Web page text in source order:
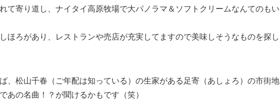
て寄り道し、ナイタイ高原牧場で大パノラマ＆ソフトクリームなんてのもい
ほろがあり、レストランや売店が充実してますので美味しそうなものを探し
、松山千春（ご年配は知っている）の生家がある足寄（あしょろ）の市街地
あの名曲！？が聞けるかもです（笑）